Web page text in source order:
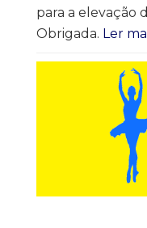
para a elevação
Obrigada. Ler